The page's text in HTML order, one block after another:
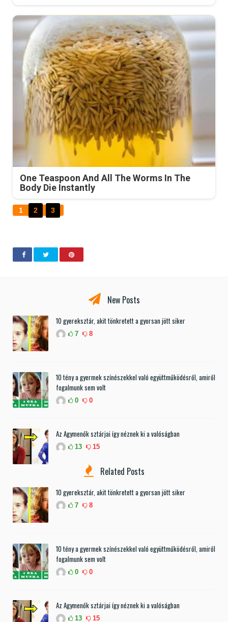
One Teaspoon And All The Worms In The
Body Die Instantly
1 2 3
New Posts
10 gyereksztár, akit tönkretett a gyorsan jött siker
7 8
10 tény a gyermek színészekkel való együttműködésről, amiről
fogalmunk sem volt
0 0
Az Agymenők sztárjai így néznek ki a valóságban
13 15
Related Posts
10 gyereksztár, akit tönkretett a gyorsan jött siker
7 8
10 tény a gyermek színészekkel való együttműködésről, amiről
fogalmunk sem volt
0 0
Az Agymenők sztárjai így néznek ki a valóságban
13 15